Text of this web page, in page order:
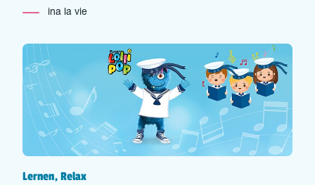
ina la vie
Lernen, Relax